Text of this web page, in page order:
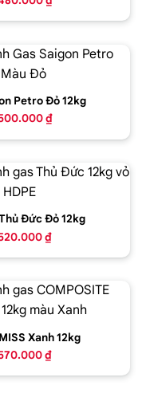
Petro Đỏ 12kg
₫
Đức Đỏ 12kg
₫
Xanh 12kg
₫